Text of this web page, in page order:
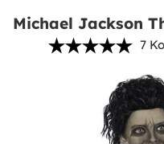
Michael Jackson
7